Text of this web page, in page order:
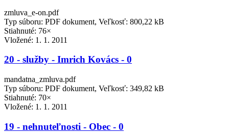
zmluva_e-on.pdf
Typ súboru: PDF dokument, Veľkosť: 800,22 kB
Stiahnuté: 76×
Vložené: 1. 1. 2011
20 - služby - Imrich Kovács - 0
mandatna_zmluva.pdf
Typ súboru: PDF dokument, Veľkosť: 349,82 kB
Stiahnuté: 70×
Vložené: 1. 1. 2011
19 - nehnuteľnosti - Obec - 0